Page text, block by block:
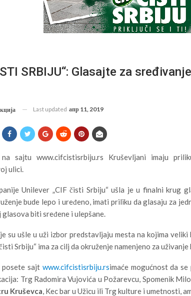
SRBIJU“: Glasajte za
Last updated апр 11, 2019
na sajtu www.cifcistisrbiju.rs Kruševljani imaju
ulici.
Unilever „CIF čisti Srbiju“ ušla je u finalni krug
bude lepo i uređeno, imati priliku da glasaju za
biti sređene i ulepšane.
su ušle u uži izbor predstavljaju mesta na kojima
Srbiju“ ima za cilj da okruženje namenjeno za
sajt www.cifcistisrbiju.rsimaće mogućnost da
Trg Radomira Vujovića u Požarevcu, Spomenik
Kruševca, Kec bar u Užicu ili Trg kulture i umetnosti,